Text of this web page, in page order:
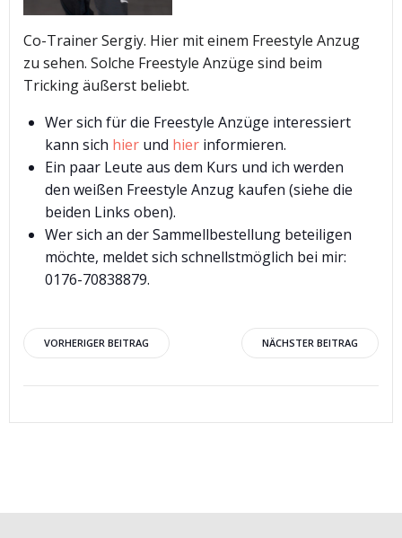
Co-Trainer Sergiy. Hier mit einem Freestyle Anzug
zu sehen. Solche Freestyle Anzüge sind beim
Tricking äußerst beliebt.
Wer sich für die Freestyle Anzüge interessiert
kann sich hier und hier informieren.
Ein paar Leute aus dem Kurs und ich werden
den weißen Freestyle Anzug kaufen (siehe die
beiden Links oben).
Wer sich an der Sammellbestellung beteiligen
möchte, meldet sich schnellstmöglich bei mir:
0176-70838879.
Beitragsnavigation
VORHERIGER BEITRAG NÄCHSTER BEITRAG